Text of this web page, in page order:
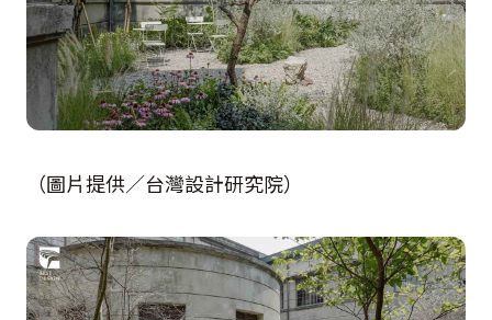
（圖片提供／台灣設計研究院）